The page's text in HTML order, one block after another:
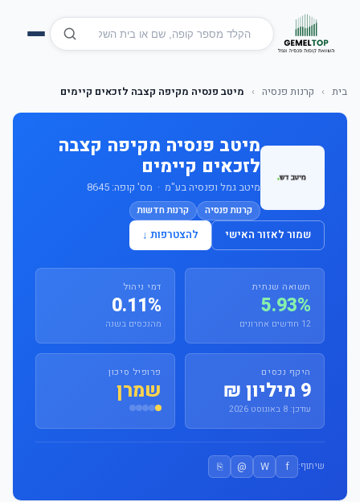
בית › קרנות פנסיה › מיטב פנסיה מקיפה קצבה לזכאים קיימים
מיטב פנסיה מקיפה קצבה
לזכאים קיימים
מיטב גמל ופנסיה בע"מ · מס' קופה: 8645
קרנות פנסיה קרנות חדשות
שמור לאזור האישי להצטרפות ↓
תשואה שנתית
5.93%
12 חודשים אחרונים
דמי ניהול
0.11%
מהנכסים בשנה
היקף נכסים
9 מיליון ₪
עודכן: 8 באוגוסט 2026
פרופיל סיכון
שמרן
שיתוף: f
W
@
⎘